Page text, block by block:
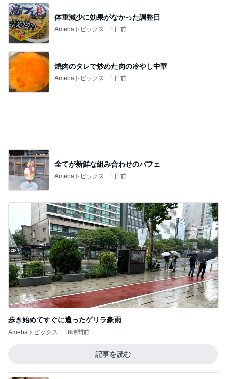
焼肉のタレで炒めた肉の冷やし中華
Amebaトピックス 1日前
歩き始めてすぐに遭ったゲリラ豪雨
Amebaトピックス 16時間前
記事を読む
Amebaトピックス 1日前